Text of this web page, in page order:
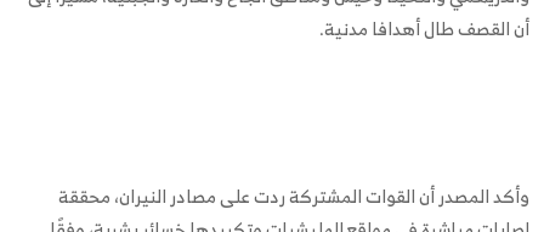
أن القصف طال أهدافا مدنية.
وأكد المصدر أن القوات المشتركة ردت على مصادر النيران، محققة